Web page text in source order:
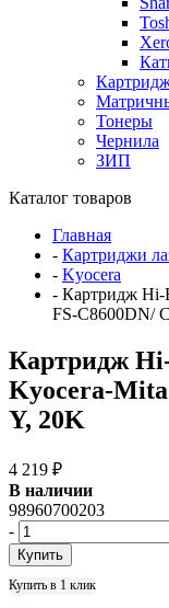
Тонеры
Чернила
ЗИП
Каталог товаров
Главная
- Картриджи
- Kyocera
- Картридж Hi-
FS-C8600DN/
Картридж
Kyocera-Mita
Y, 20K
4 219 ₽
В наличии
98960700203
-
Купить в 1 клик